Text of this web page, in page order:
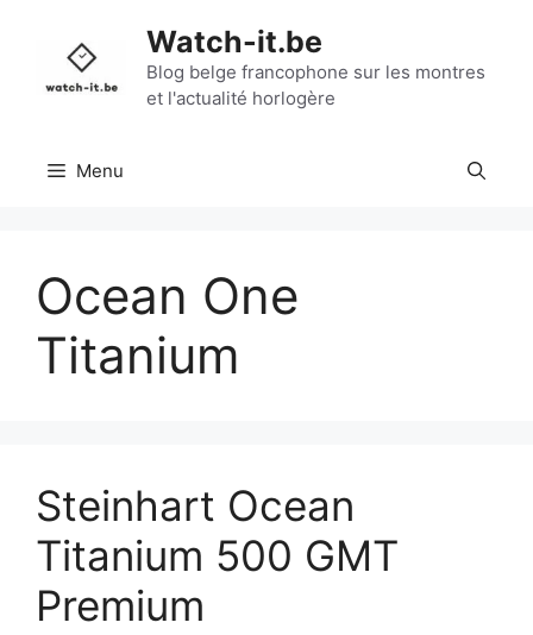
contenu
Watch-it.be
Blog belge francophone sur les montres
et l'actualité horlogère
Menu
Ocean One
Titanium
Steinhart Ocean
Titanium 500 GMT
Premium